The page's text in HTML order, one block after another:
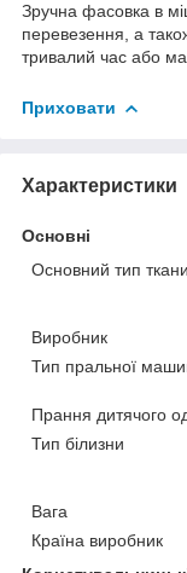
Зручна фасовка в
перевезення, а
тривалий час або
Приховати
Характеристики
Основні
Основний тип
Виробник
Тип пральної
Прання дитячого
Тип білизни
Вага
Країна виробник